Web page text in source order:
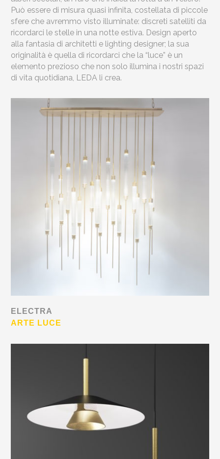
Può essere di misura quasi infinita, costellata di piccole
sfere che avremmo visto illuminate: discreti satelliti da
ricordarci le stelle in una notte estiva. Design aperto
alla fantasia di architetti e lighting designer; la sua
originalità è quella di ricordarci che la “luce” è un
elemento prezioso che non solo illumina i nostri spazi
di vita quotidiana, LEDA li crea.
ELECTRA
ARTE LUCE